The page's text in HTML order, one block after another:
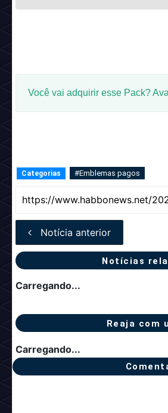
Você vai adquirir esse Pack?
Categorias #Emblemas pagos
Notícia anterior
Notícias
Carregando...
Reaja com
Carregando...